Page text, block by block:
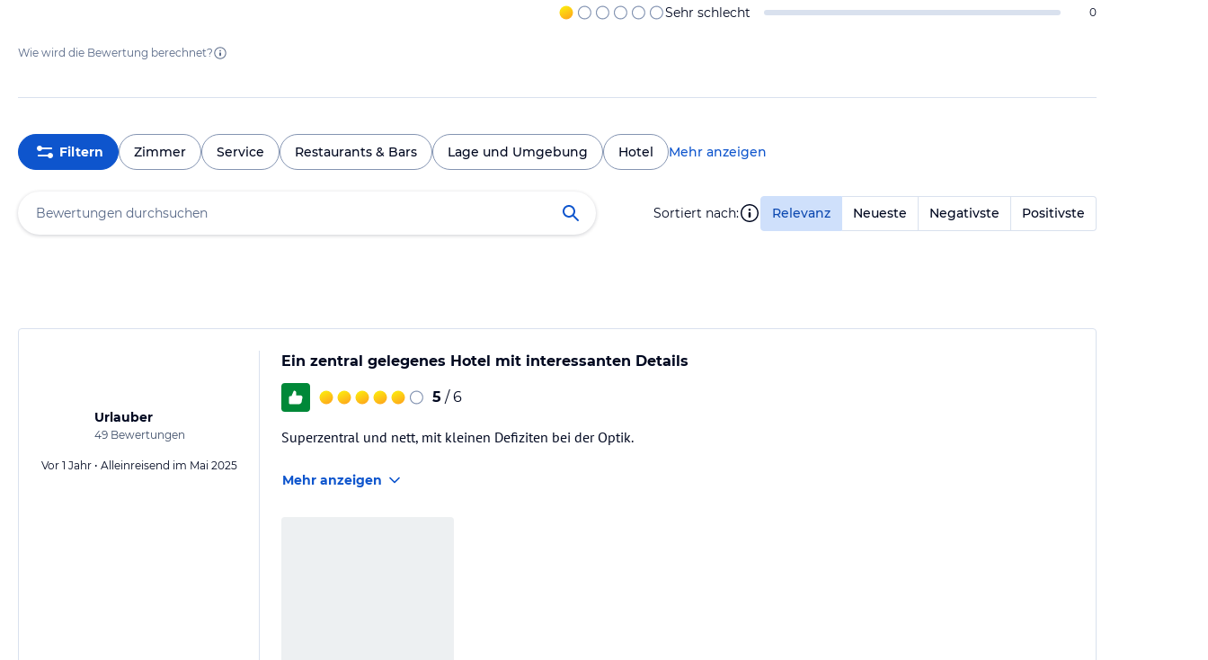
Sehr schlecht 0
Wie wird die Bewertung berechnet?
Filtern Zimmer Service Restaurants & Bars Lage und Umgebung Hotel Mehr anzeigen
Sortiert nach: Relevanz Neueste Negativste Positivste
Urlauber
49Bewertungen
Vor 1 Jahr • Alleinreisend im Mai 2025
Ein zentral gelegenes Hotel mit interessanten Details
5 / 6
Superzentral und nett, mit kleinen Defiziten bei der Optik.
Mehr anzeigen